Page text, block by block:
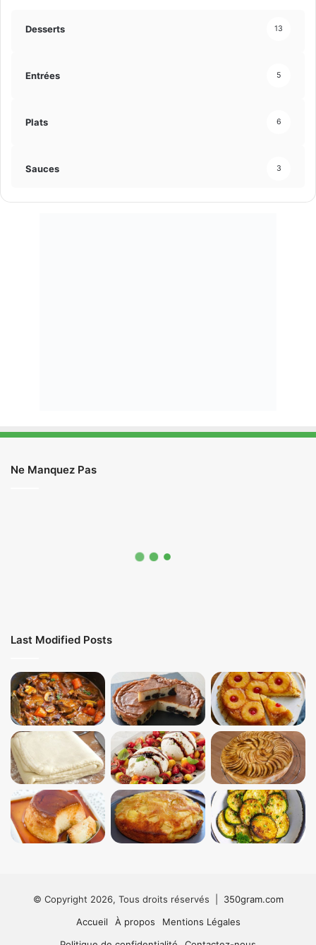
Desserts 13
Entrées 5
Plats 6
Sauces 3
Ne Manquez Pas
Last Modified Posts
© Copyright 2026, Tous droits réservés | 350gram.com
Accueil
À propos
Mentions Légales